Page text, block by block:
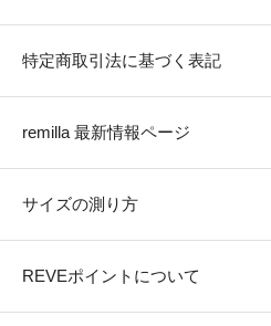
特定商取引法に基づく表記
remilla 最新情報ページ
サイズの測り方
REVEポイントについて